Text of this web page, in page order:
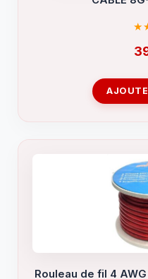
Rouleau de fil 4